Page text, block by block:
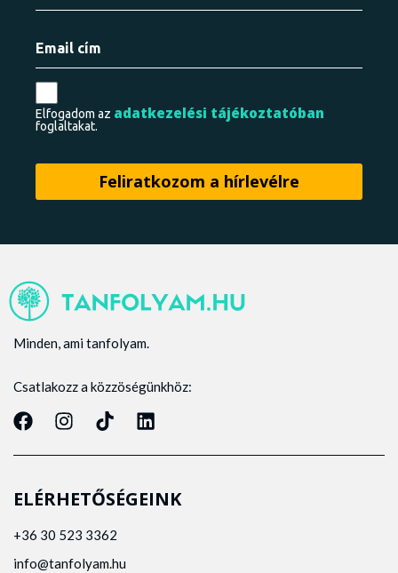
Elfogadom az adatkezelési tájékoztatóban
foglaltakat.
Minden, ami tanfolyam.
Csatlakozz a közzöségünkhöz:
ELÉRHETŐSÉGEINK
+36 30 523 3362
info@tanfolyam.hu